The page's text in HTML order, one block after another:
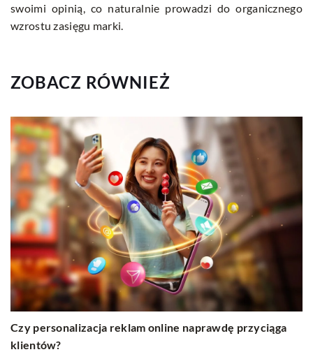
swoimi opinią, co naturalnie prowadzi do organicznego
wzrostu zasięgu marki.
ZOBACZ RÓWNIEŻ
Czy personalizacja reklam online naprawdę przyciąga
klientów?